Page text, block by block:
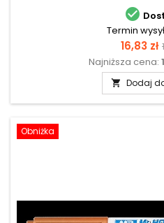

Termin
Cena
16,83 zł
Najniższa cena:
 Dodaj
Obniżka